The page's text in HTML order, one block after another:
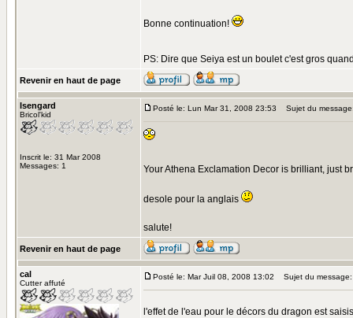
Bonne continuation!
PS: Dire que Seiya est un boulet c'est gros
Revenir en haut de page
Isengard
Bricol'kid
Inscrit le: 31 Mar 2008
Messages: 1
Posté le: Lun Mar 31, 2008 23:53 Sujet du
Your Athena Exclamation Decor is brilliant, just
desole pour la anglais
salute!
Revenir en haut de page
cal
Cutter affuté
Posté le: Mar Juil 08, 2008 13:02 Sujet du message:
l'effet de l'eau pour le décors du dragon est